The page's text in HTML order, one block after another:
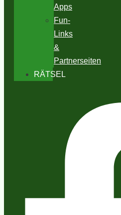
Apps
Fun-
Links
&
Partnerseiten
RÄTSEL